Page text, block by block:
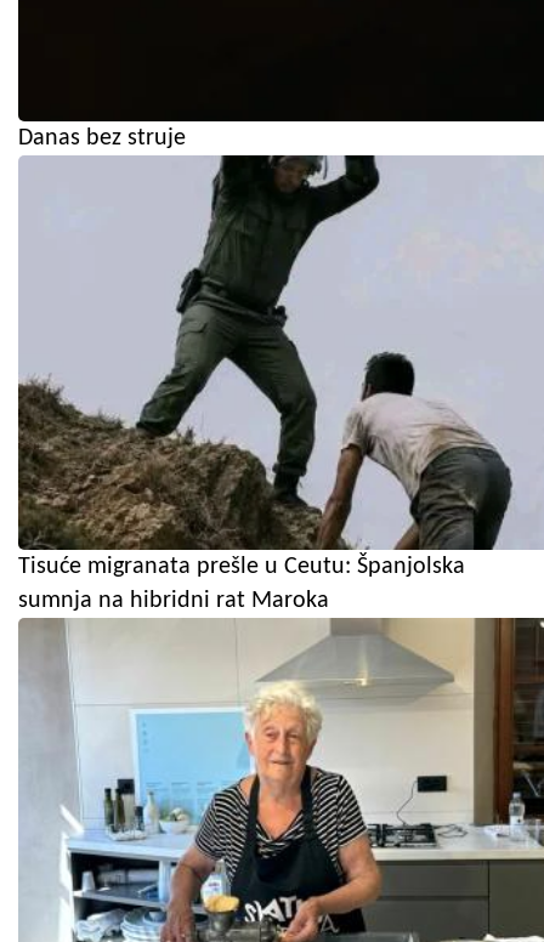
Danas bez struje
Tisuće migranata prešle u Ceutu: Španjolska
sumnja na hibridni rat Maroka